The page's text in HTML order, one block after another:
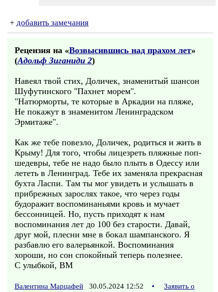
+ добавить замечания
Рецензия на «Возвысившись над прахом лет»
(Адольф Зиганиди 2)
Навеял твой стих, Доличек, знаменитый шансон
Шуфутинского "Пахнет морем".
"Натюрморты, те которые в Аркадии на пляже,
Не покажут в знаменитом Ленинградском
Эрмитаже".
Как же тебе повезло, Доличек, родиться и жить в
Крыму! Для того, чтобы лицезреть пляжные поп-
шедевры, тебе не надо было плыть в Одессу или
лететь в Ленинград. Тебе их заменяла прекрасная
бухта Ласпи. Там ты мог увидеть и услышать в
прибрежных зарослях такое, что через годы
будоражит воспоминаньями кровь и мучает
бессонницей. Но, пусть приходят к нам
воспоминания лет до 100 без старости. Давай,
друг мой, плесни мне в бокал шампанского. Я
разбавлю его валерьянкой. Воспоминания
хороши, но сон спокойный теперь полезнее.
С улыбкой, ВМ
Валентина Марцафей 30.05.2024 12:52 •
Заявить о